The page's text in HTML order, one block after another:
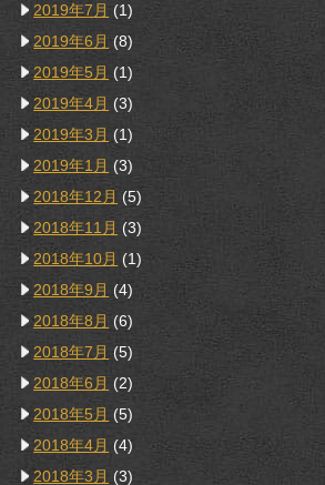
2019年7月 (1)
2019年6月 (8)
2019年5月 (1)
2019年4月 (3)
2019年3月 (1)
2019年1月 (3)
2018年12月 (5)
2018年11月 (3)
2018年10月 (1)
2018年9月 (4)
2018年8月 (6)
2018年7月 (5)
2018年6月 (2)
2018年5月 (5)
2018年4月 (4)
2018年3月 (3)